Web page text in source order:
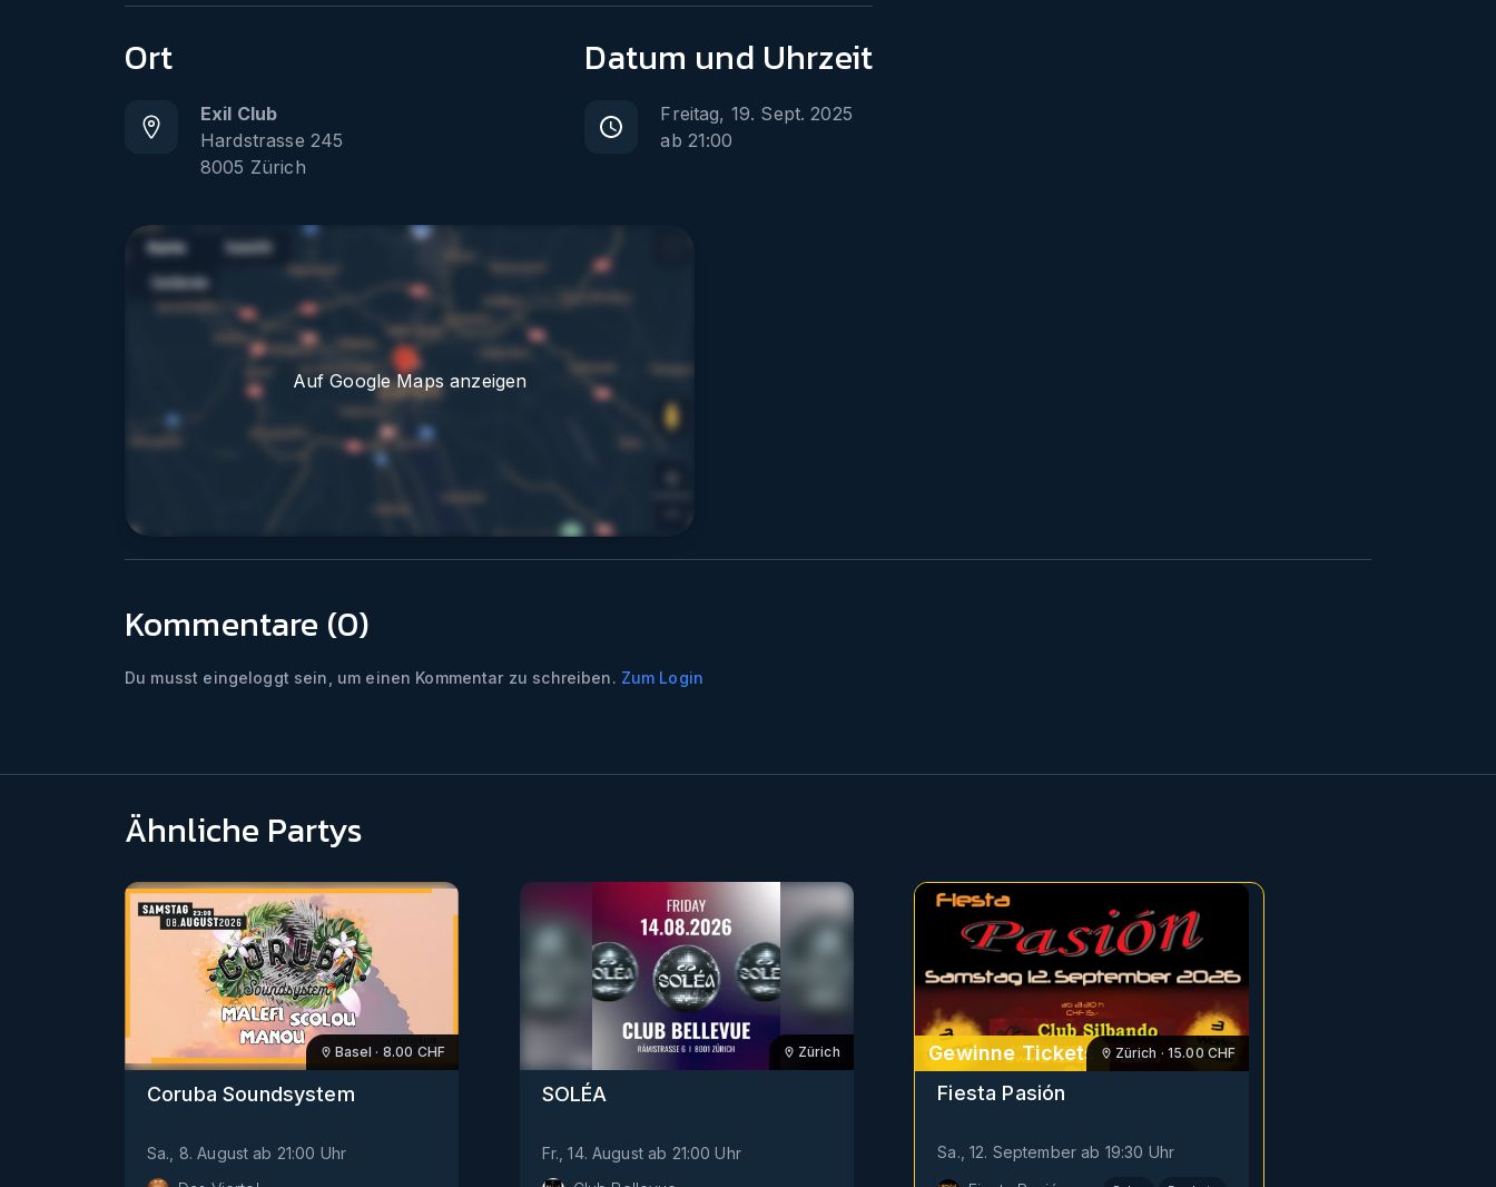
Ort
Exil Club
Hardstrasse 245
8005 Zürich
Datum und Uhrzeit
Freitag, 19. Sept. 2025
ab 21:00
Auf Google Maps anzeigen
Kommentare (0)
Du musst eingeloggt sein, um einen Kommentar zu schreiben. Zum Login
Ähnliche Partys
Basel · 8.00 CHF
Coruba Soundsystem
Sa., 8. August ab 21:00 Uhr
Zürich
SOLÉA
Fr., 14. August ab 21:00 Uhr
Gewinne Tickets Zürich · 15.00 CHF
Fiesta Pasión
Sa., 12. September ab 19:30 Uhr